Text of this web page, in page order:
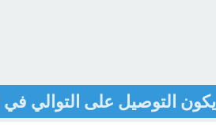
يكون التوصيل على التوالي